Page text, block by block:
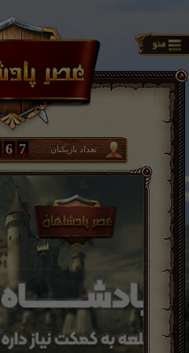
تعداد بازیکنان 6 7